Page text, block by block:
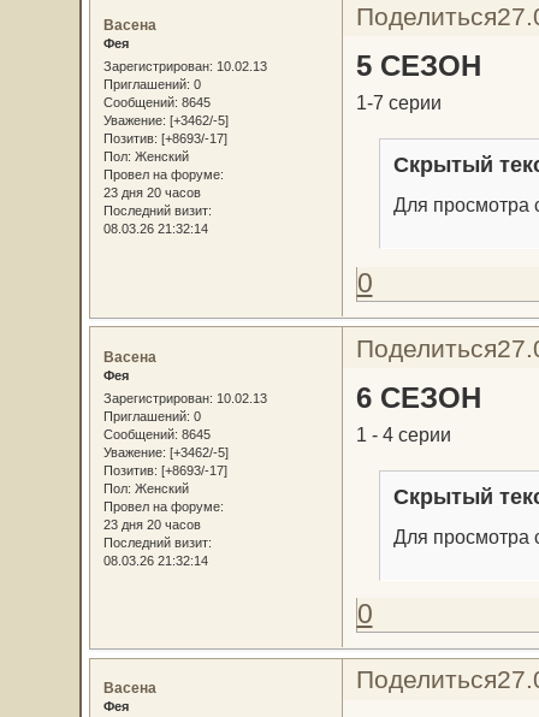
Поделиться
Васена
Фея
Зарегистрирован: 10.02.13
Приглашений: 0
Сообщений: 8645
Уважение: [+3462/-5]
Позитив: [+8693/-17]
Пол: Женский
Провел на форуме:
23 дня 20 часов
Последний визит:
08.03.26 21:32:14
5 СЕЗОН
1-7 серии
Скрытый
Для просмотра
0
Поделиться
Васена
Фея
Зарегистрирован: 10.02.13
Приглашений: 0
Сообщений: 8645
Уважение: [+3462/-5]
Позитив: [+8693/-17]
Пол: Женский
Провел на форуме:
23 дня 20 часов
Последний визит:
08.03.26 21:32:14
6 СЕЗОН
1 - 4 серии
Скрытый
Для просмотра
0
Поделиться
Васена
Фея